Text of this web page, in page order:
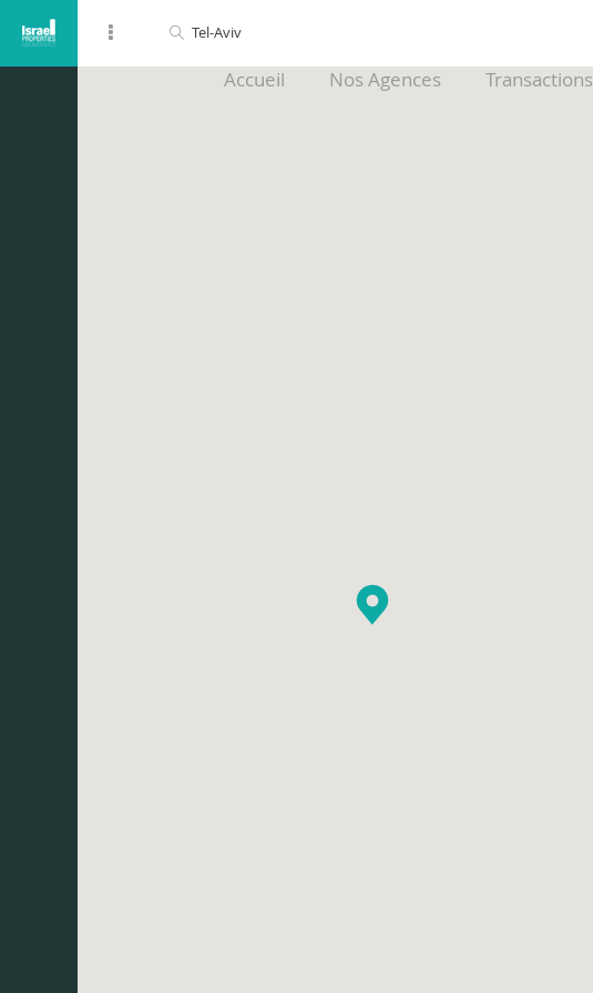
Accueil Nos Agences Transactions